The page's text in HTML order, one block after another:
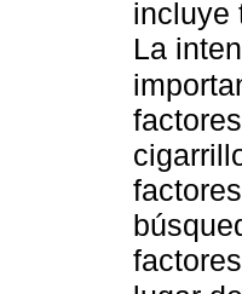
incluye
La